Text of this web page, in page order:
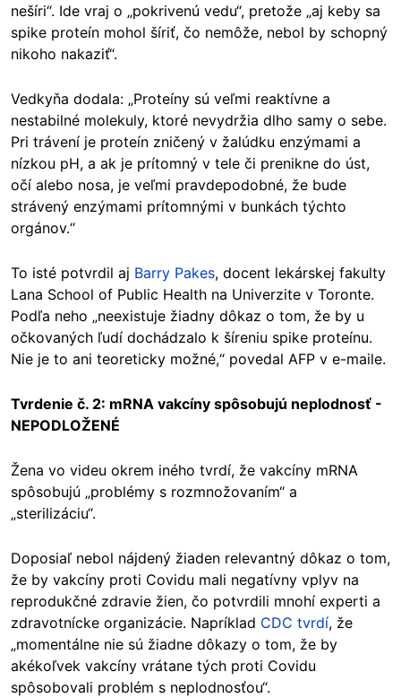
nešíri“. Ide vraj o „pokrivenú vedu“, pretože „aj keby sa
spike proteín mohol šíriť, čo nemôže, nebol by schopný
nikoho nakaziť“.
Vedkyňa dodala: „Proteíny sú veľmi reaktívne a
nestabilné molekuly, ktoré nevydržia dlho samy o sebe.
Pri trávení je proteín zničený v žalúdku enzýmami a
nízkou pH, a ak je prítomný v tele či prenikne do úst,
očí alebo nosa, je veľmi pravdepodobné, že bude
strávený enzýmami prítomnými v bunkách týchto
orgánov.“
To isté potvrdil aj Barry Pakes, docent lekárskej fakulty
Lana School of Public Health na Univerzite v Toronte.
Podľa neho „neexistuje žiadny dôkaz o tom, že by u
očkovaných ľudí dochádzalo k šíreniu spike proteínu.
Nie je to ani teoreticky možné,“ povedal AFP v e-maile.
Tvrdenie č. 2: mRNA vakcíny spôsobujú neplodnosť -
NEPODLOŽENÉ
Žena vo videu okrem iného tvrdí, že vakcíny mRNA
spôsobujú „problémy s rozmnožovaním“ a
„sterilizáciu“.
Doposiaľ nebol nájdený žiaden relevantný dôkaz o tom,
že by vakcíny proti Covidu mali negatívny vplyv na
reprodukčné zdravie žien, čo potvrdili mnohí experti a
zdravotnícke organizácie. Napríklad CDC tvrdí, že
„momentálne nie sú žiadne dôkazy o tom, že by
akékoľvek vakcíny vrátane tých proti Covidu
spôsobovali problém s neplodnosťou“.